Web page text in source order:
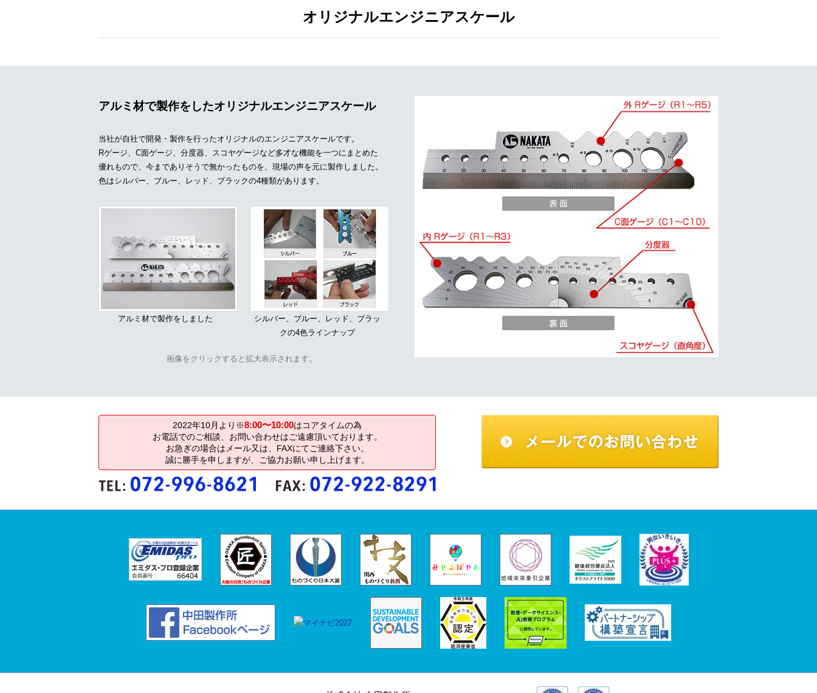
オリジナルエンジニアスケール
アルミ材で製作をしたオリジナルエンジニアスケール
当社が自社で開発・製作を行ったオリジナルのエンジニアスケールです。
Rゲージ、C面ゲージ、分度器、スコヤゲージなど多才な機能を一つにまとめた
優れもので、今までありそうで無かったものを、現場の声を元に製作しました。
色はシルバー、ブルー、レッド、ブラックの4種類があります。
アルミ材で製作をしました
シルバー、ブルー、レッド、ブラッ
クの4色ラインナップ
画像をクリックすると拡大表示されます。
2022年10月より※8:00〜10:00はコアタイムの為
お電話でのご相談、お問い合わせはご遠慮頂いております。
お急ぎの場合はメール又は、FAXにてご連絡下さい。
誠に勝手を申しますが、ご協力お願い申し上げます。